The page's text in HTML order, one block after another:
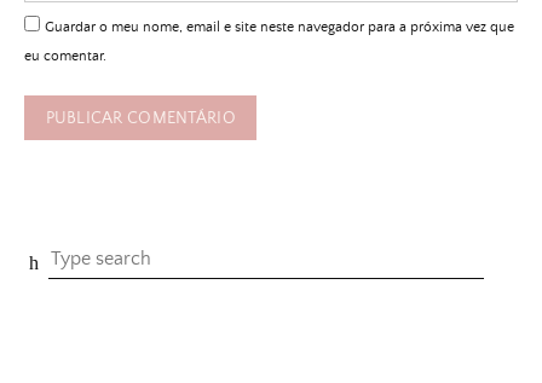
Guardar o meu nome, email e site neste navegador para a próxima vez que
eu comentar.